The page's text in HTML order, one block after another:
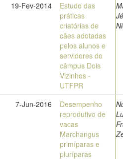
19-Fev-2014
Estudo das
práticas
criatórias de
cães adotadas
pelos alunos e
servidores do
câmpus Dois
Vizinhos -
UTFPR
7-Jun-2016
Desempenho
reprodutivo de
vacas
Marchangus
primíparas e
pluríparas